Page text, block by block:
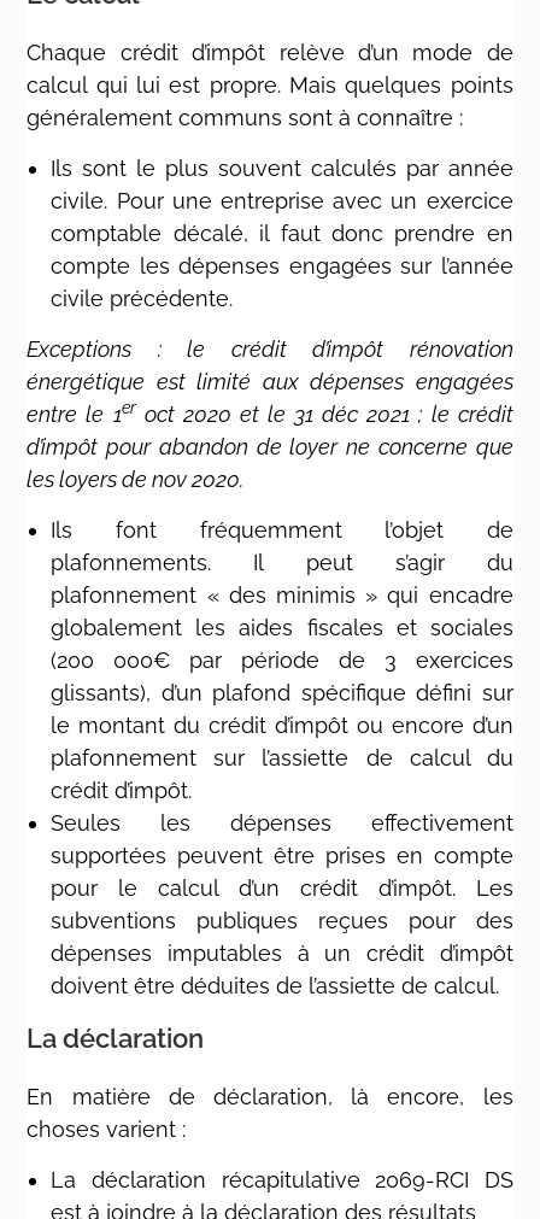
Chaque crédit d’impôt relève d’un mode de
calcul qui lui est propre. Mais quelques points
généralement communs sont à connaître :
Ils sont le plus souvent calculés par année
civile. Pour une entreprise avec un exercice
comptable décalé, il faut donc prendre en
compte les dépenses engagées sur l’année
civile précédente.
Exceptions : le crédit d’impôt rénovation
énergétique est limité aux dépenses engagées
entre le 1eroct 2020 et le 31 déc 2021 ; le crédit
d’impôt pour abandon de loyer ne concerne que
les loyers de nov 2020.
Ils font fréquemment l’objet de
plafonnements. Il peut s’agir du
plafonnement « des minimis » qui encadre
globalement les aides fiscales et sociales
(200 000€ par période de 3 exercices
glissants), d’un plafond spécifique défini sur
le montant du crédit d’impôt ou encore d’un
plafonnement sur l’assiette de calcul du
crédit d’impôt.
Seules les dépenses effectivement
supportées peuvent être prises en compte
pour le calcul d’un crédit d’impôt. Les
subventions publiques reçues pour des
dépenses imputables à un crédit d’impôt
doivent être déduites de l’assiette de calcul.
La déclaration
En matière de déclaration, là encore, les
choses varient :
La déclaration récapitulative 2069-RCI DS
est à joindre à la déclaration des résultats